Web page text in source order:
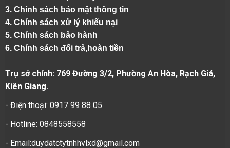
3. Chính sách bảo mật thông tin
4. Chính sách xử lý khiếu nại
5. Chính sách bảo hành
6. Chính sách đổi trả,hoàn tiền
Trụ sở chính: 769 Đường 3/2, Phường An Hòa, Rạch Giá,
Kiên Giang.
- Điện thoại: 0917 99 88 05
- Hotline: 0848558558
- Email:duydatctytnhhvlxd@gmail.com